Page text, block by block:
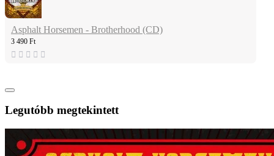
Asphalt Horsemen - Brotherhood (CD)
3 490 Ft
Legutóbb megtekintett